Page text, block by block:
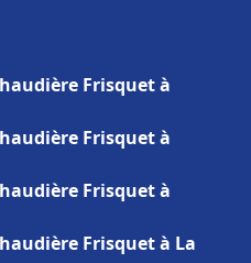
Frisquet à
Frisquet à
Frisquet à
Frisquet à La